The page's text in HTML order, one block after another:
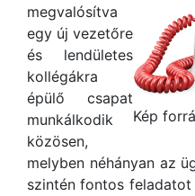
Kép
megvalósítva
egy új vezetőre
és lendületes
kollégákra
épülő csapat
munkálkodik
közösen,
melyben néhányan az
szintén fontos